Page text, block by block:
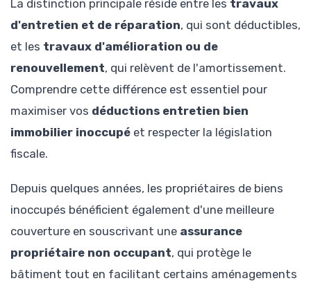
La distinction principale réside entre les travaux
d'entretien et de réparation, qui sont déductibles,
et les travaux d'amélioration ou de
renouvellement, qui relèvent de l'amortissement.
Comprendre cette différence est essentiel pour
maximiser vos déductions entretien bien
immobilier inoccupé et respecter la législation
fiscale.
Depuis quelques années, les propriétaires de biens
inoccupés bénéficient également d'une meilleure
couverture en souscrivant une assurance
propriétaire non occupant, qui protège le
bâtiment tout en facilitant certains aménagements